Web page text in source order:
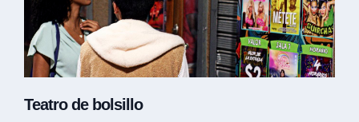
Teatro de bolsillo